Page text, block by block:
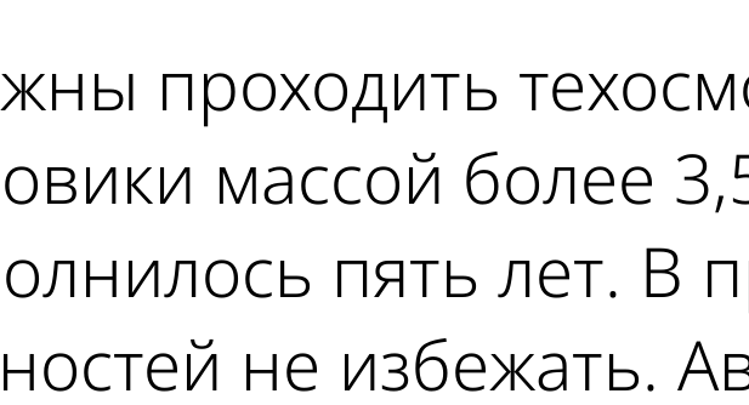
проходить
массой более
пять лет. В
не избежать.